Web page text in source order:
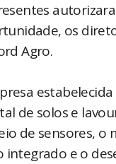
os
Agro.
de solos e
de sensores, o
integrado e o